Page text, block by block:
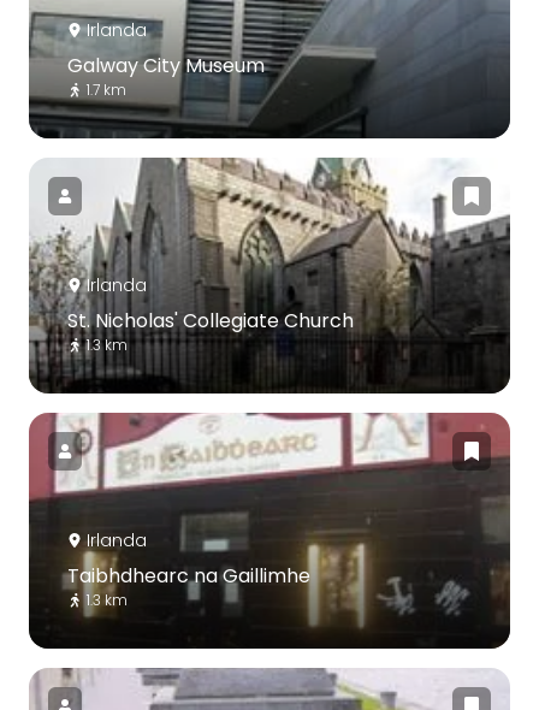
Irlanda
Galway City Museum
1.7 km
Irlanda
St. Nicholas' Collegiate Church
1.3 km
Irlanda
Taibhdhearc na Gaillimhe
1.3 km